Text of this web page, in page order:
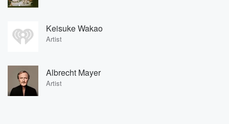
Keisuke Wakao
Artist
Albrecht Mayer
Artist